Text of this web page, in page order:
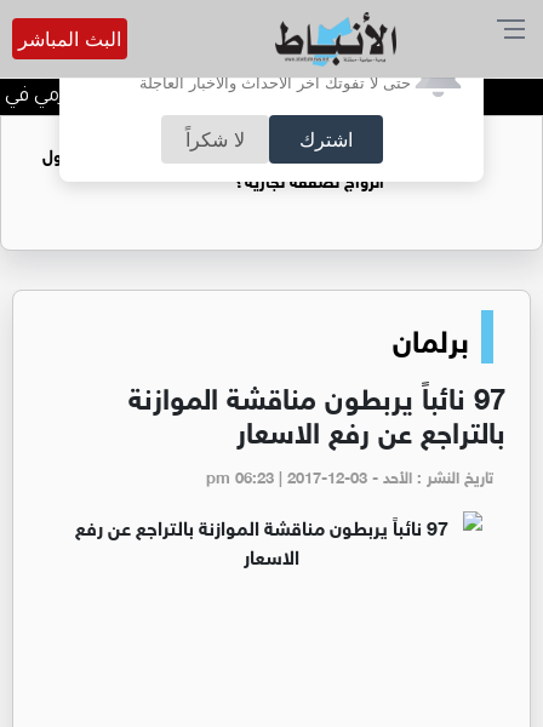
أترغب في تفعيل الإشعارات؟
حتى لا تفوتك آخر الأحداث والأخبار العاجلة
اشترك لا شكراً
البث المباشر
الحاجة خالدة محمود الكرمي في
فتيات يستغللنه لتحقيق مكاسب مادية.. هل تحول
الزواج لصفقة تجارية؟
برلمان
97 نائباً يربطون مناقشة الموازنة
بالتراجع عن رفع الاسعار
تاريخ النشر : الأحد - pm 06:23 | 2017-12-03